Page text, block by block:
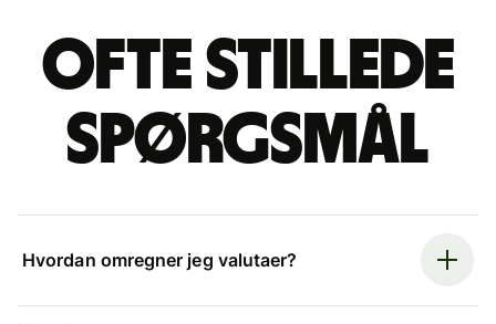
Ofte stillede
spørgsmål
Hvordan omregner jeg valutaer?